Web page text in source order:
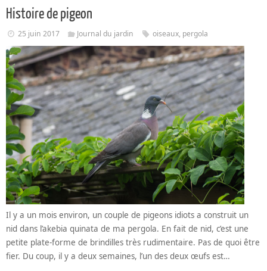
Histoire de pigeon
25 juin 2017 Journal du jardin oiseaux, pergola
Il y a un mois environ, un couple de pigeons idiots a construit un
nid dans l’akebia quinata de ma pergola. En fait de nid, c’est une
petite plate-forme de brindilles très rudimentaire. Pas de quoi être
fier. Du coup, il y a deux semaines, l’un des deux œufs est…